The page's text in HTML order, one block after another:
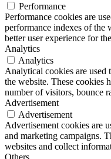
Performance
Performance cookies are
performance indexes of the
better user experience for
Analytics
Analytics
Analytical cookies are used
the website. These cookies
number of visitors, bounce
Advertisement
Advertisement
Advertisement cookies are
and marketing campaigns.
websites and collect
Others